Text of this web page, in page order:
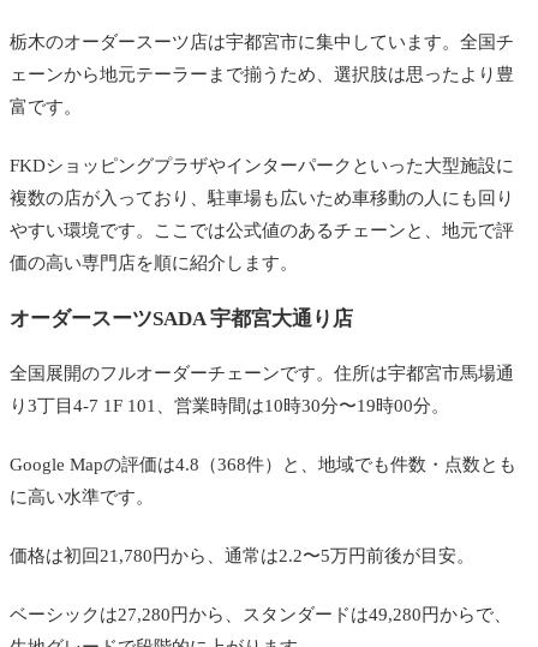
栃木のオーダースーツ店は宇都宮市に集中しています。全国チ
ェーンから地元テーラーまで揃うため、選択肢は思ったより豊
富です。
FKDショッピングプラザやインターパークといった大型施設に
複数の店が入っており、駐車場も広いため車移動の人にも回り
やすい環境です。ここでは公式値のあるチェーンと、地元で評
価の高い専門店を順に紹介します。
オーダースーツSADA 宇都宮大通り店
全国展開のフルオーダーチェーンです。住所は宇都宮市馬場通
り3丁目4-7 1F 101、営業時間は10時30分〜19時00分。
Google Mapの評価は4.8（368件）と、地域でも件数・点数とも
に高い水準です。
価格は初回21,780円から、通常は2.2〜5万円前後が目安。
ベーシックは27,280円から、スタンダードは49,280円からで、